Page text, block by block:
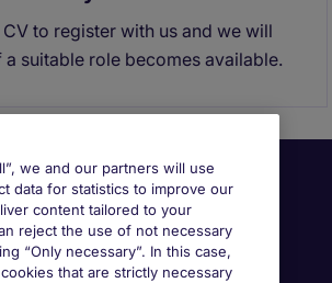
to register with us and we will
suitable role becomes available.
we and our partners will use
data for statistics to improve our
content tailored to your
reject the use of not necessary
“Only necessary”. In this case,
that are strictly necessary